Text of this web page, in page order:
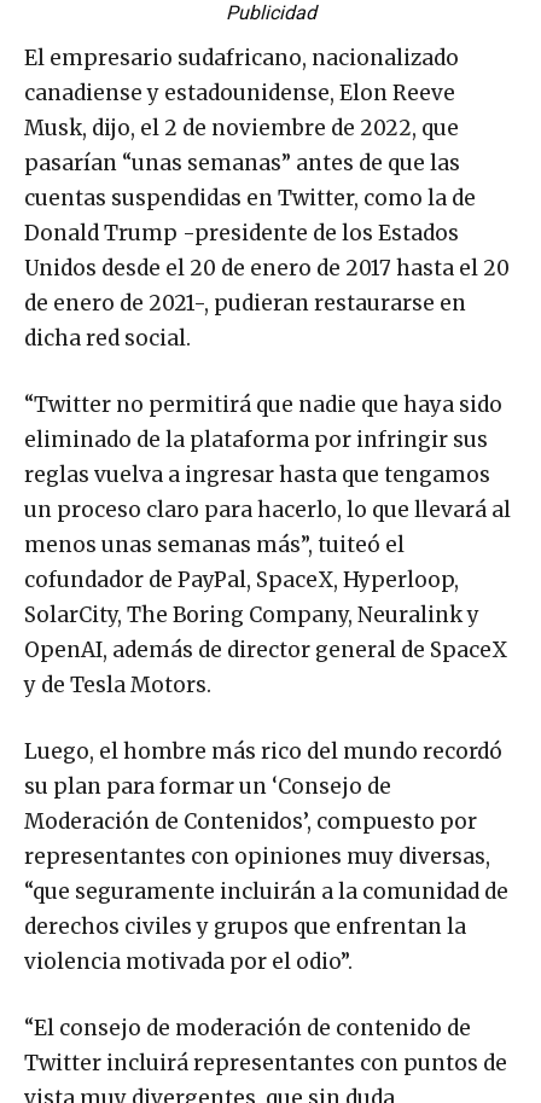
Publicidad
El empresario sudafricano, nacionalizado
canadiense y estadounidense, Elon Reeve
Musk, dijo, el 2 de noviembre de 2022, que
pasarían “unas semanas” antes de que las
cuentas suspendidas en Twitter, como la de
Donald Trump -presidente de los Estados
Unidos desde el 20 de enero de 2017 hasta el 20
de enero de 2021-, pudieran restaurarse en
dicha red social.
“Twitter no permitirá que nadie que haya sido
eliminado de la plataforma por infringir sus
reglas vuelva a ingresar hasta que tengamos
un proceso claro para hacerlo, lo que llevará al
menos unas semanas más”, tuiteó el
cofundador de PayPal, SpaceX, Hyperloop,
SolarCity, The Boring Company, Neuralink y
OpenAI, además de director general de SpaceX
y de Tesla Motors.
Luego, el hombre más rico del mundo recordó
su plan para formar un ‘Consejo de
Moderación de Contenidos’, compuesto por
representantes con opiniones muy diversas,
“que seguramente incluirán a la comunidad de
derechos civiles y grupos que enfrentan la
violencia motivada por el odio”.
“El consejo de moderación de contenido de
Twitter incluirá representantes con puntos de